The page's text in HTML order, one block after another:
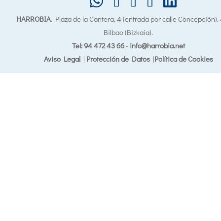
HARROBIA. Plaza de la Cantera, 4 (entrada por calle
Bilbao (Bizkaia).
Tel: 94 472 43 66- info@harrobia.net
Aviso Legal| Protección de Datos|Política de Cookies